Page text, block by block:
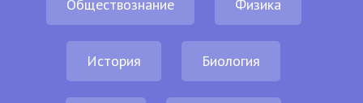
Обществознание Физика
История Биология